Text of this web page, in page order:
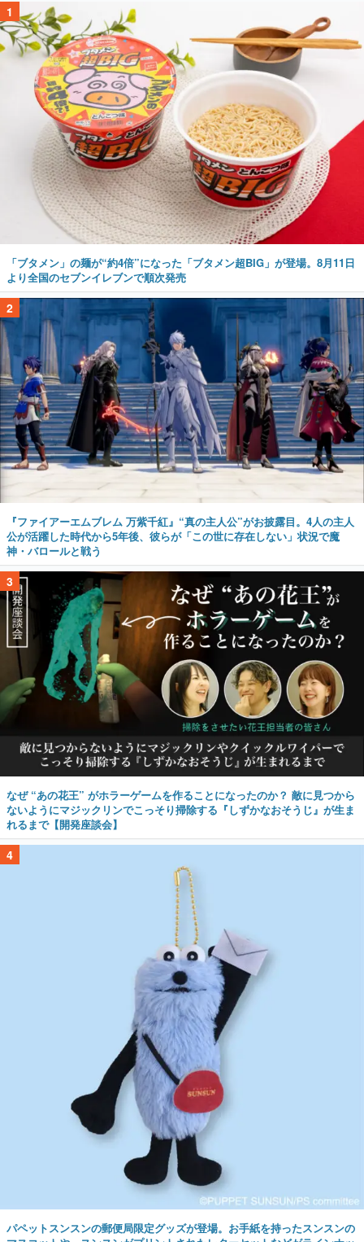
1
「ブタメン」の麺が“約4倍”になった「ブタメン超BIG」が登場。8月11日
より全国のセブンイレブンで順次発売
2
『ファイアーエムブレム 万紫千紅』“真の主人公”がお披露目。4人の主人
公が活躍した時代から5年後、彼らが「この世に存在しない」状況で魔
神・バロールと戦う
3
なぜ “あの花王” がホラーゲームを作ることになったのか？ 敵に見つから
ないようにマジックリンでこっそり掃除する『しずかなおそうじ』が生ま
れるまで【開発座談会】
4
パペットスンスンの郵便局限定グッズが登場。お手紙を持ったスンスンの